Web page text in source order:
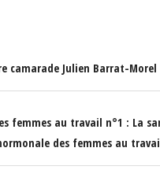
camarade Julien Barrat-Morel
femmes au travail n°1 : La
des femmes au